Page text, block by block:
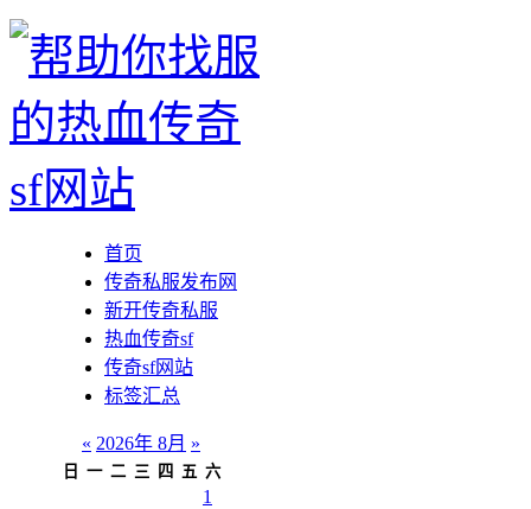
首页
传奇私服发布网
新开传奇私服
热血传奇sf
传奇sf网站
标签汇总
« 2026年 8月 »
日 一 二 三 四 五 六
1